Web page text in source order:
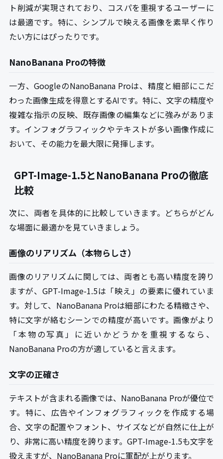
ト削減が実現されており、コスパを重視するユーザーに
は最適です。特に、シンプルで映える画像を素早く作り
たい方にはぴったりです。
NanoBanana Proの特徴
一方、GoogleのNanoBanana Proは、精度と細部にこだ
わった画像生成を得意とするAIです。特に、文字の精度や
複雑な指示の反映、既存画像の編集などに強みがありま
す。インフォグラフィックやテキストが多い画像作成に
おいて、その能力を最大限に発揮します。
GPT-Image-1.5とNanoBanana Proの徹底
比較
次に、両者を具体的に比較していきます。どちらがどん
な場面に最適かを見ていきましょう。
画像のリアリズム（本物らしさ）
画像のリアリズムに関しては、両者とも高い精度を誇り
ますが、GPT-Image-1.5は「映え」の要素に優れていま
す。対して、NanoBanana Proは細部にわたる精緻さや、
特に文字が絡むシーンでの精度が高いです。画像がより
「本物の写真」に近いかどうかを重視するなら、
NanoBanana Proの方が適していると言えます。
文字の正確さ
テキストが含まれる画像では、NanoBanana Proが優位で
す。特に、広告やインフォグラフィックを作成する場
合、文字の配置やフォント、サイズなどが自然に仕上が
り、非常に高い精度を誇ります。GPT-Image-1.5も文字を
扱えますが、NanoBanana Proに軍配が上がります。